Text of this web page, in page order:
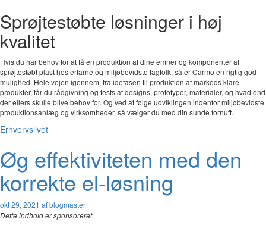
Sprøjtestøbte løsninger i høj
kvalitet
Hvis du har behov for at få en produktion af dine emner og komponenter af
sprøjtestøbt plast hos erfarne og miljøbevidste fagfolk, så er Carmo en rigtig god
mulighed. Hele vejen igennem, fra idéfasen til produktion af markeds klare
produkter, får du rådgivning og tests af designs, prototyper, materialer, og hvad end
der ellers skulle blive behov for. Og ved at følge udviklingen indenfor miljøbevidste
produktionsanlæg og virksomheder, så vælger du med din sunde fornuft.
Erhvervslivet
Øg effektiviteten med den
korrekte el-løsning
okt 29, 2021 af blogmaster
Dette indhold er sponsoreret.